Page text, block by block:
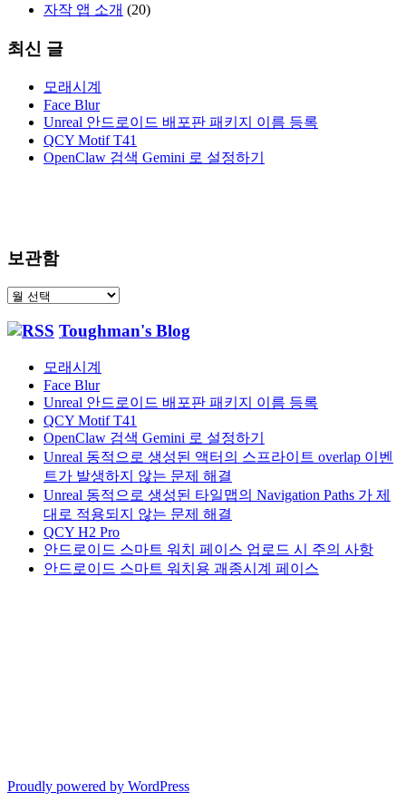
자작 앱 소개 (20)
최신 글
모래시계
Face Blur
Unreal 안드로이드 배포판 패키지 이름 등록
QCY Motif T41
OpenClaw 검색 Gemini 로 설정하기
보관함
보
함
Toughman's Blog
모래시계
Face Blur
Unreal 안드로이드 배포판 패키지 이름 등록
QCY Motif T41
OpenClaw 검색 Gemini 로 설정하기
Unreal 동적으로 생성된 액터의 스프라이트 overlap 이벤
트가 발생하지 않는 문제 해결
Unreal 동적으로 생성된 타일맵의 Navigation Paths 가 제
대로 적용되지 않는 문제 해결
QCY H2 Pro
안드로이드 스마트 워치 페이스 업로드 시 주의 사항
안드로이드 스마트 워치용 괘종시계 페이스
Proudly powered by WordPress